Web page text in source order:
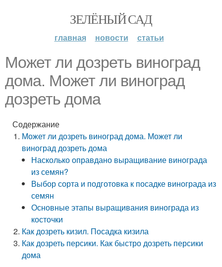
ЗЕЛЁНЫЙ САД
главная новости статьи
Может ли дозреть виноград
дома. Может ли виноград
дозреть дома
Содержание
Может ли дозреть виноград дома. Может ли
виноград дозреть дома
Насколько оправдано выращивание винограда
из семян?
Выбор сорта и подготовка к посадке винограда из
семян
Основные этапы выращивания винограда из
косточки
Как дозреть кизил. Посадка кизила
Как дозреть персики. Как быстро дозреть персики
дома